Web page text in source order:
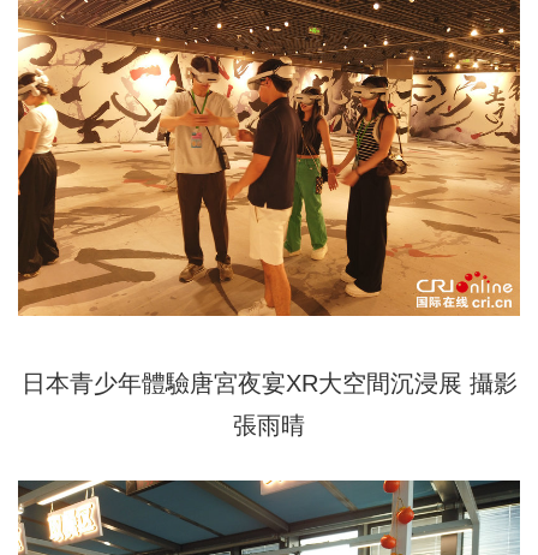
日本青少年體驗唐宮夜宴XR大空間沉浸展 攝影
張雨晴